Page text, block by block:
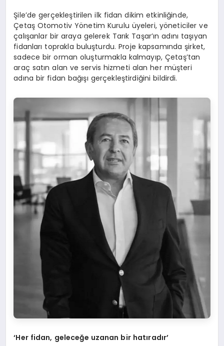
Şile’de gerçekleştirilen ilk fidan dikim etkinliğinde,
Çetaş Otomotiv Yönetim Kurulu üyeleri, yöneticiler ve
çalışanlar bir araya gelerek Tarık Taşar’ın adını taşıyan
fidanları toprakla buluşturdu. Proje kapsamında şirket,
sadece bir orman oluşturmakla kalmayıp, Çetaş’tan
araç satın alan ve servis hizmeti alan her müşteri
adına bir fidan bağışı gerçekleştirdiğini bildirdi.
‘Her fidan, geleceğe uzanan bir hatıradır’